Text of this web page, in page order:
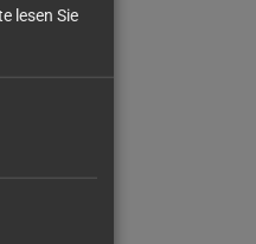
lesen Sie